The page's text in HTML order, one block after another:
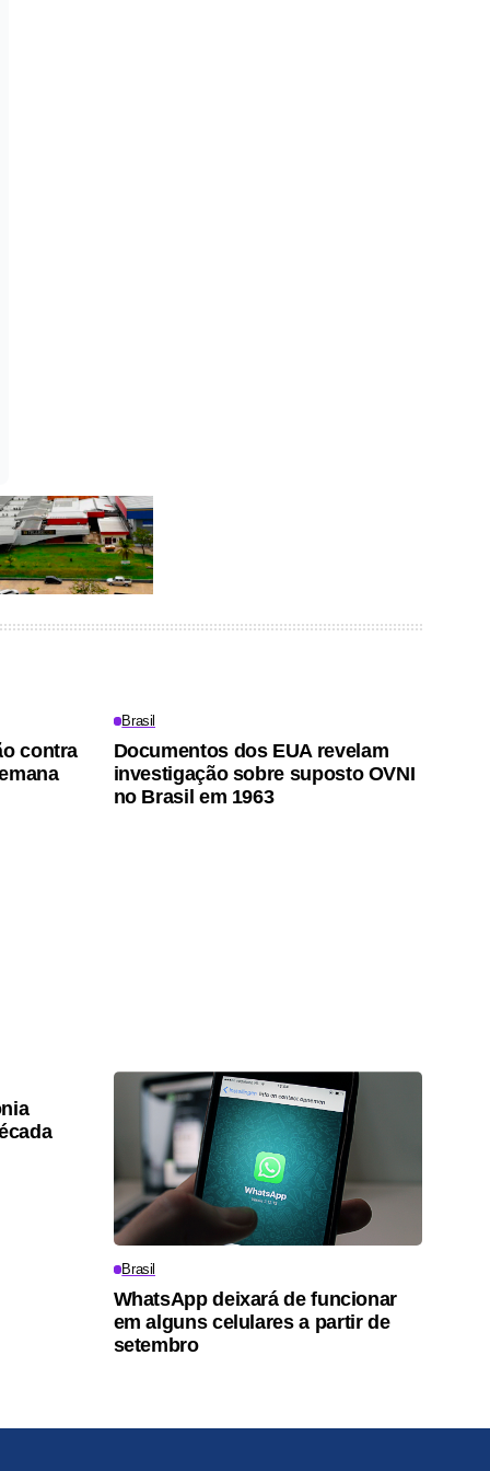
contra
Brasil
Documentos dos EUA revelam
investigação sobre suposto OVNI
no Brasil em 1963
Brasil
WhatsApp deixará de funcionar
em alguns celulares a partir de
setembro